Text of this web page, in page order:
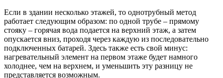
Если в здании несколько этажей, то однотрубный метод
работает следующим образом: по одной трубе – прямому
стояку – горячая вода подается на верхний этаж, а затем
опускается вниз, проходя через каждую из последовательно
подключенных батарей. Здесь также есть свой минус:
нагревательный элемент на первом этаже будет намного
холоднее, чем на верхнем, и уменьшить эту разницу не
представляется возможным.